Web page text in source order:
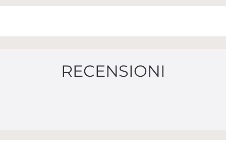
RECENSIONI